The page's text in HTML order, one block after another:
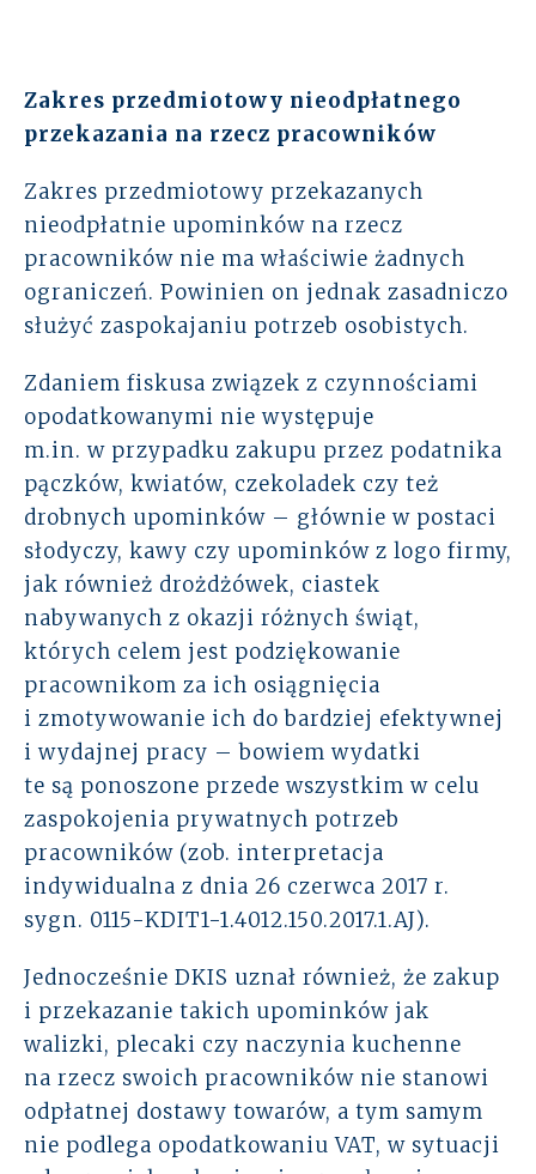
Zakres przedmiotowy nieodpłatnego
przekazania na rzecz pracowników
Zakres przedmiotowy przekazanych
nieodpłatnie upominków na rzecz
pracowników nie ma właściwie żadnych
ograniczeń. Powinien on jednak zasadniczo
służyć zaspokajaniu potrzeb osobistych.
Zdaniem fiskusa związek z czynnościami
opodatkowanymi nie występuje
m.in. w przypadku zakupu przez podatnika
pączków, kwiatów, czekoladek czy też
drobnych upominków – głównie w postaci
słodyczy, kawy czy upominków z logo firmy,
jak również drożdżówek, ciastek
nabywanych z okazji różnych świąt,
których celem jest podziękowanie
pracownikom za ich osiągnięcia
i zmotywowanie ich do bardziej efektywnej
i wydajnej pracy – bowiem wydatki
te są ponoszone przede wszystkim w celu
zaspokojenia prywatnych potrzeb
pracowników (zob. interpretacja
indywidualna z dnia 26 czerwca 2017 r.
sygn. 0115-KDIT1-1.4012.150.2017.1.AJ).
Jednocześnie DKIS uznał również, że zakup
i przekazanie takich upominków jak
walizki, plecaki czy naczynia kuchenne
na rzecz swoich pracowników nie stanowi
odpłatnej dostawy towarów, a tym samym
nie podlega opodatkowaniu VAT, w sytuacji